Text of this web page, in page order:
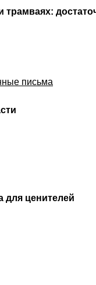
трамваях:
письма
для ценителей